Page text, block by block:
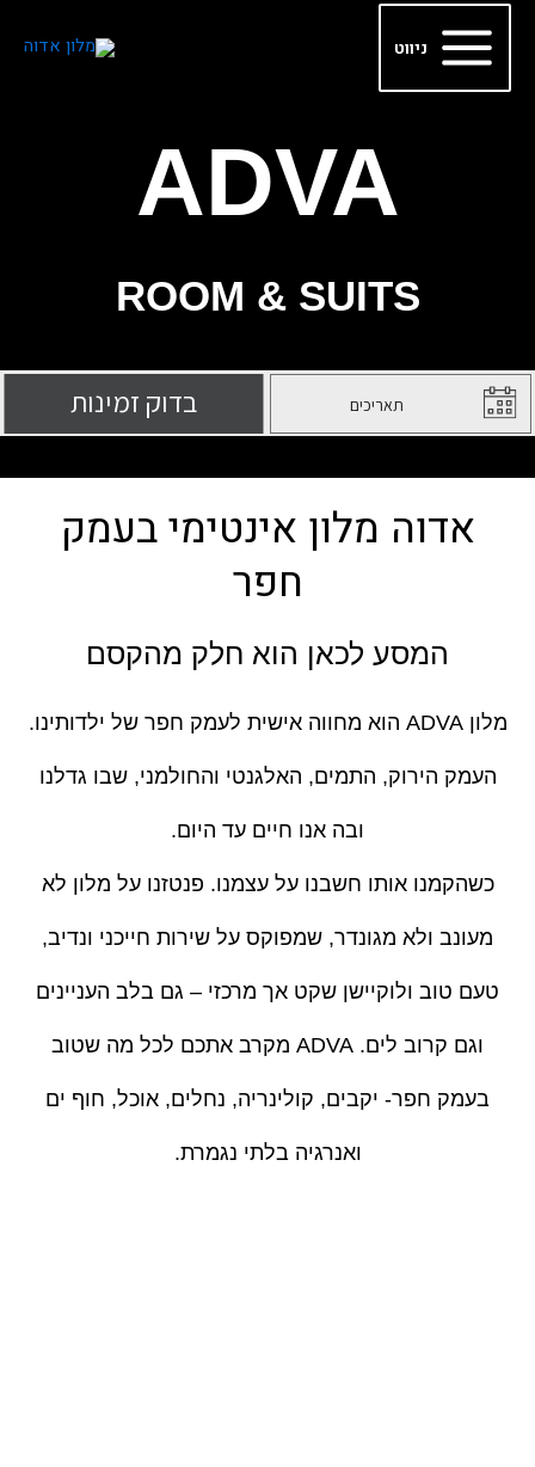
דילוג Main
Menu
ניווט
ADVA
ROOM & SUITS
אדוה מלון אינטימי בעמק
חפר
המסע לכאן הוא חלק מהקסם
מלון ADVA הוא מחווה אישית לעמק חפר של ילדותינו.
העמק הירוק, התמים, האלגנטי והחולמני, שבו גדלנו
ובה אנו חיים עד היום.
כשהקמנו אותו חשבנו על עצמנו. פנטזנו על מלון לא
מעונב ולא מגונדר, שמפוקס על שירות חייכני ונדיב,
טעם טוב ולוקיישן שקט אך מרכזי – גם בלב העניינים
וגם קרוב לים. ADVA מקרב אתכם לכל מה שטוב
בעמק חפר- יקבים, קולינריה, נחלים, אוכל, חוף ים
ואנרגיה בלתי נגמרת.